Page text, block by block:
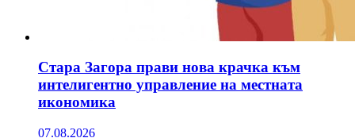
Стара Загора прави нова крачка към
интелигентно управление на местната
икономика
07.08.2026